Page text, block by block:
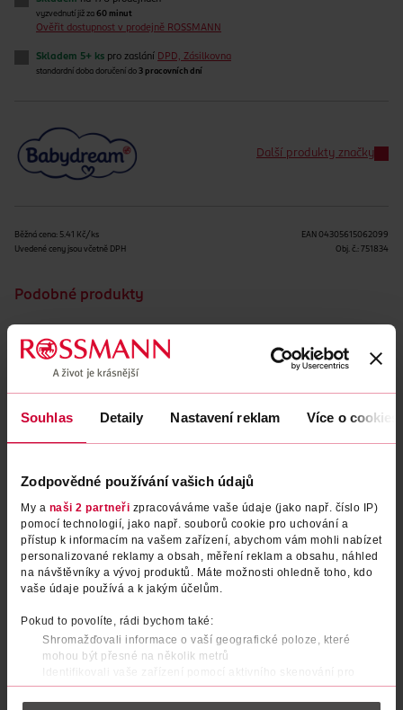
Souhlas Detaily Nastavení reklam Více o cookies
Zodpovědné používání vašich údajů
My a naši 2 partneři zpracováváme vaše údaje (jako např. číslo IP)
pomocí technologií, jako např. souborů cookie pro uchování a
přístup k informacím na vašem zařízení, abychom vám mohli nabízet
personalizované reklamy a obsah, měření reklam a obsahu, náhled
na návštěvníky a vývoj produktů. Máte možnosti ohledně toho, kdo
vaše údaje používá a k jakým účelům.
Pokud to povolíte, rádi bychom také:
Shromažďovali informace o vaší geografické poloze, které
mohou být přesné na několik metrů
Identifikovali vaše zařízení pomocí aktivního skenování pro
konkrétní charakteristiky (otisk prstu)
Zjistěte více o tom, jak zpracováváme vaše osobní údaje, a nastavte
vyzvednutí již za 60 minut
Ověřit dostupnost v prodejně ROSSMANN
Skladem 5+ ks pro zaslání DPD, Zásilkovna
standardní doba doručení do 3 pracovních dní
Další produkty značky
Běžná cena: 5.41 Kč/ks
Uvedené ceny jsou včetně DPH
EAN 04305615062099
Obj. č.: 751834
Podobné produkty
Plenkové kalhotky Premium
Maxi, 9–15 kg, vel. 4, Jumbo-
Pack 44 ks
Babydream 44 ks
DO KOŠÍKU
Obj. č.: 1338782
Plenkové kalhotky Active
Baby, 9–15 kg, vel. 4 54 ks
DO KOŠÍKU